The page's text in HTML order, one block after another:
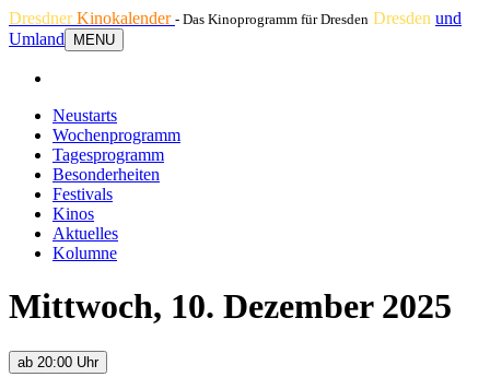
DresdnerKinokalender - Das Kinoprogramm für Dresden Dresden und
Umland
MENU
Neustarts
Wochenprogramm
Tagesprogramm
Besonderheiten
Festivals
Kinos
Aktuelles
Kolumne
Mittwoch, 10. Dezember 2025
ab 20:00 Uhr